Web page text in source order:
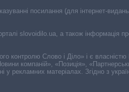
посилання (для інтернет-
slovoidilo.ua, а також інформація
контролю Слово і Діло» і є
компаній», «Позиція»,
рекламних матеріалах. Згідно з